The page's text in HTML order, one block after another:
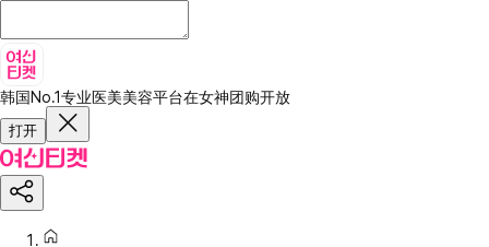
韩国No.1专业医美美容平台在女神团购开放
打开